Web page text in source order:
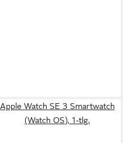
Apple Watch SE 3 Smartwatch
(Watch OS), 1-tlg.